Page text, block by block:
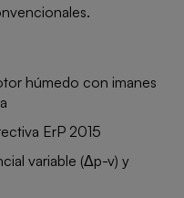
húmedo con imanes
ErP 2015
variable (Δp-v) y